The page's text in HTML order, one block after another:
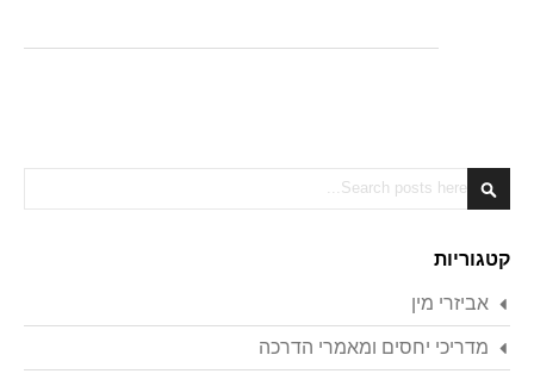
Search
קטגוריות
אביזרי מין
מדריכי יחסים ומאמרי הדרכה